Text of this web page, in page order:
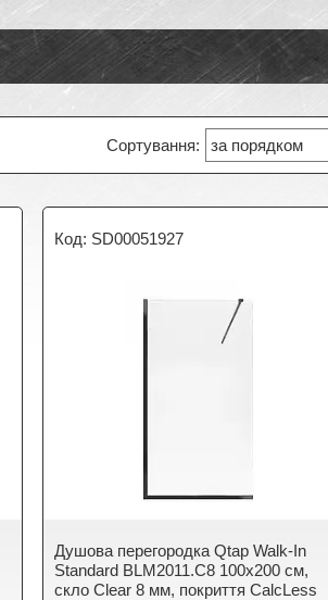
SD00051927
Душова перегородка Qtap Walk-In
Standard BLM2011.C8 100х200 см,
скло Clear 8 мм, покриття CalcLess